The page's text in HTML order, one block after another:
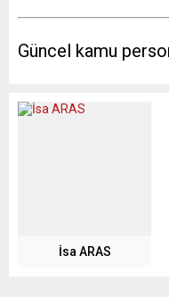
Güncel kamu
İsa ARAS